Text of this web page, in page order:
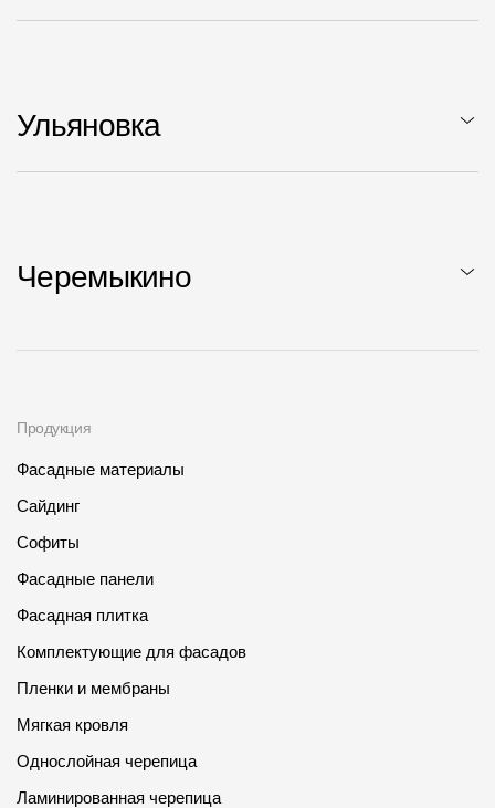
Ульяновка
Черемыкино
Продукция
Фасадные материалы
Сайдинг
Софиты
Фасадные панели
Фасадная плитка
Комплектующие для фасадов
Пленки и мембраны
Мягкая кровля
Однослойная черепица
Ламинированная черепица